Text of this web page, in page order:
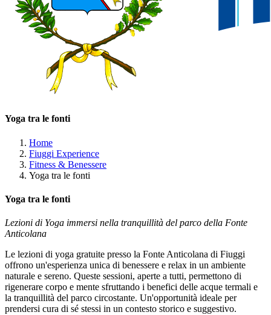
Yoga tra le fonti
Home
Fiuggi Experience
Fitness & Benessere
Yoga tra le fonti
Yoga tra le fonti
Lezioni di Yoga immersi nella tranquillità del parco della Fonte
Anticolana
Le lezioni di yoga gratuite presso la Fonte Anticolana di Fiuggi
offrono un'esperienza unica di benessere e relax in un ambiente
naturale e sereno. Queste sessioni, aperte a tutti, permettono di
rigenerare corpo e mente sfruttando i benefici delle acque termali e
la tranquillità del parco circostante. Un'opportunità ideale per
prendersi cura di sé stessi in un contesto storico e suggestivo.